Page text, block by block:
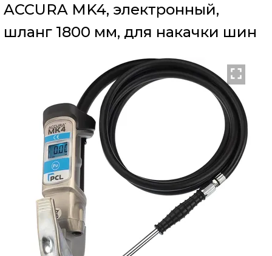
ACCURA MK4, электронный,
шланг 1800 мм, для накачки шин